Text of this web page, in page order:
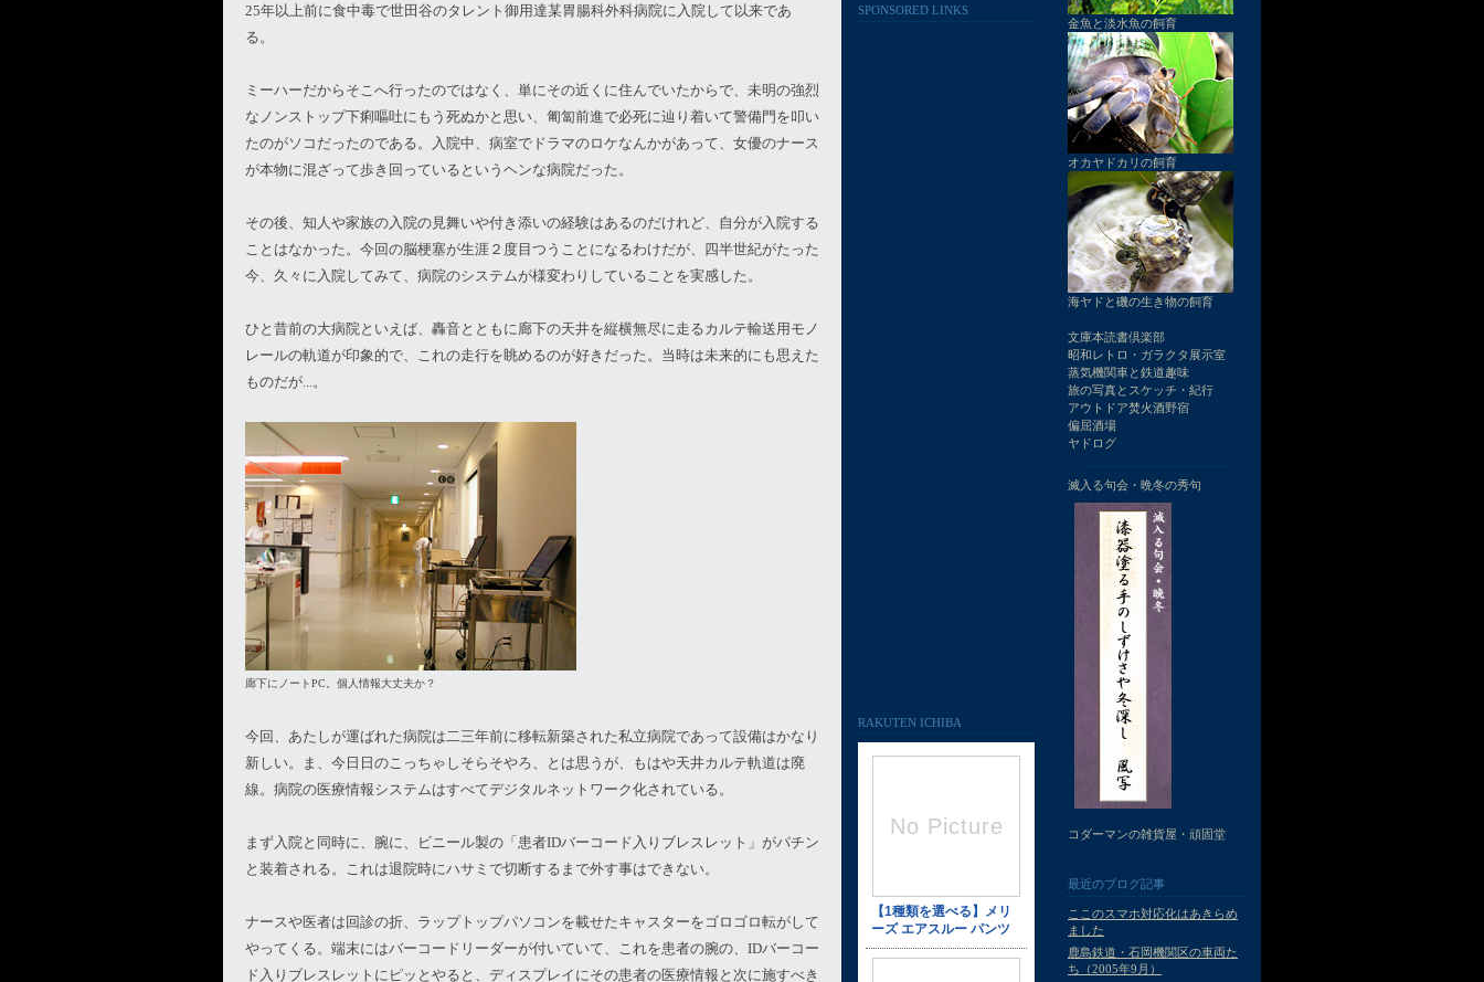
25年以上前に食中毒で世田谷のタレント御用達某胃腸科外科病院に入院して以来であ
る。
ミーハーだからそこへ行ったのではなく、単にその近くに住んでいたからで、未明の強烈
なノンストップ下痢嘔吐にもう死ぬかと思い、匍匐前進で必死に辿り着いて警備門を叩い
たのがソコだったのである。入院中、病室でドラマのロケなんかがあって、女優のナース
が本物に混ざって歩き回っているというヘンな病院だった。
その後、知人や家族の入院の見舞いや付き添いの経験はあるのだけれど、自分が入院する
ことはなかった。今回の脳梗塞が生涯２度目つうことになるわけだが、四半世紀がたった
今、久々に入院してみて、病院のシステムが様変わりしていることを実感した。
ひと昔前の大病院といえば、轟音とともに廊下の天井を縦横無尽に走るカルテ輸送用モノ
レールの軌道が印象的で、これの走行を眺めるのが好きだった。当時は未来的にも思えた
ものだが...。
廊下にノートPC。個人情報大丈夫か？
今回、あたしが運ばれた病院は二三年前に移転新築された私立病院であって設備はかなり
新しい。ま、今日日のこっちゃしそらそやろ、とは思うが、もはや天井カルテ軌道は廃
線。病院の医療情報システムはすべてデジタルネットワーク化されている。
まず入院と同時に、腕に、ビニール製の「患者IDバーコード入りブレスレット」がパチン
と装着される。これは退院時にハサミで切断するまで外す事はできない。
ナースや医者は回診の折、ラップトップパソコンを載せたキャスターをゴロゴロ転がして
やってくる。端末にはバーコードリーダーが付いていて、これを患者の腕の、IDバーコー
ド入りブレスレットにピッとやると、ディスプレイにその患者の医療情報と次に施すべき
金魚と淡水魚の飼育
オカヤドカリの飼育
海ヤドと磯の生き物の飼育
文庫本読書倶楽部
昭和レトロ・ガラクタ展示室
蒸気機関車と鉄道趣味
旅の写真とスケッチ・紀行
アウトドア焚火酒野宿
偏屈酒場
ヤドログ
滅入る句会・晩冬の秀句
コダーマンの雑貨屋・頑固堂
最近のブログ記事
ここのスマホ対応化はあきらめ
ました
鹿島鉄道・石岡機関区の車両た
ち（2005年9月）
SPONSORED LINKS
RAKUTEN ICHIBA